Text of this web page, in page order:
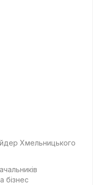
Хмельницького
бізнес